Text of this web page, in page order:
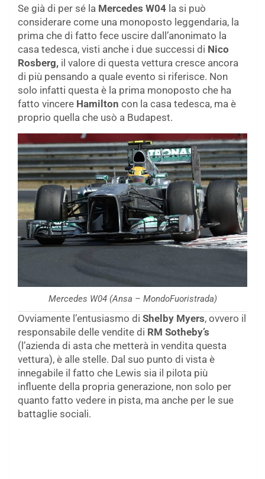
Se già di per sé la Mercedes W04 la si può
considerare come una monoposto leggendaria, la
prima che di fatto fece uscire dall’anonimato la
casa tedesca, visti anche i due successi di Nico
Rosberg, il valore di questa vettura cresce ancora
di più pensando a quale evento si riferisce. Non
solo infatti questa è la prima monoposto che ha
fatto vincere Hamilton con la casa tedesca, ma è
proprio quella che usò a Budapest.
Mercedes W04 (Ansa – MondoFuoristrada)
Ovviamente l’entusiasmo di Shelby Myers, ovvero il
responsabile delle vendite di RM Sotheby’s
(l’azienda di asta che metterà in vendita questa
vettura), è alle stelle. Dal suo punto di vista è
innegabile il fatto che Lewis sia il pilota più
influente della propria generazione, non solo per
quanto fatto vedere in pista, ma anche per le sue
battaglie sociali.